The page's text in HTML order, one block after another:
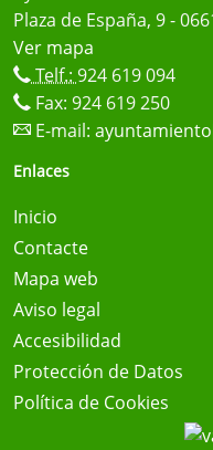
Plaza de España, 9 -
Ver mapa
Telf.: 924 619 094
Fax: 924 619 250
E-mail:
Enlaces
Inicio
Contacte
Mapa web
Aviso legal
Accesibilidad
Protección de Datos
Política de Cookies